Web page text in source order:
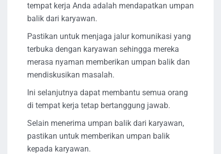
tempat kerja Anda adalah mendapatkan umpan
balik dari karyawan.
Pastikan untuk menjaga jalur komunikasi yang
terbuka dengan karyawan sehingga mereka
merasa nyaman memberikan umpan balik dan
mendiskusikan masalah.
Ini selanjutnya dapat membantu semua orang
di tempat kerja tetap bertanggung jawab.
Selain menerima umpan balik dari karyawan,
pastikan untuk memberikan umpan balik
kepada karyawan.